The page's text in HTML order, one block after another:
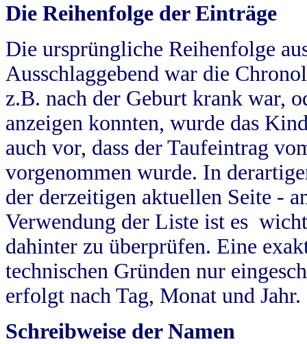
Die Reihenfolge der Einträge
Die ursprüngliche Reihenfolge
Ausschlaggebend war die
z.B. nach der Geburt krank war,
anzeigen konnten, wurde das
auch vor, dass der Taufeintrag
vorgenommen wurde. In
der derzeitigen aktuellen Seite -
Verwendung der Liste ist es
dahinter zu überprüfen. Eine
technischen Gründen nur
erfolgt nach Tag, Monat und Jahr.
Schreibweise der Namen